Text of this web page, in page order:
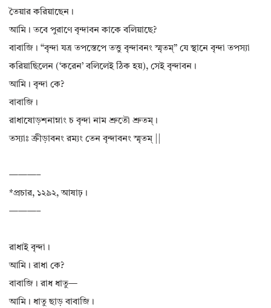
তৈয়ার করিয়াছেন।
আমি। তবে পুরাণে বৃন্দাবন কাকে বলিয়াছে?
বাবাজি। “বৃন্দা যত্র তপস্তেপে তত্তু বৃন্দাবনং স্মৃতম্” যে স্থানে বৃন্দা তপস্যা
করিয়াছিলেন (‘করেন’ বলিলেই ঠিক হয়), সেই বৃন্দাবন।
আমি। বৃন্দা কে?
বাবাজি।
রাধাষোড়শনাম্নাং চ বৃন্দা নাম শ্রুতৌ শ্রুতম্।
তস্যাঃ ক্রীড়াবনং রম্যং তেন বৃন্দাবনং স্মৃতম্ ||
———–
*প্রচার, ১২৯২, আষাঢ়।
———–
রাধাই বৃন্দা।
আমি। রাধা কে?
বাবাজি। রাধ ধাতু—
আমি। ধাতু ছাড় বাবাজি।